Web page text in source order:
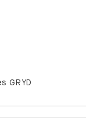
GRYD